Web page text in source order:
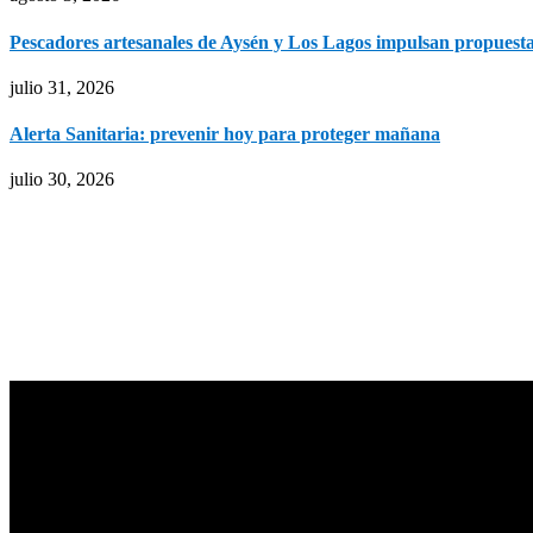
Pescadores artesanales de Aysén y Los Lagos impulsan
julio 31, 2026
Alerta Sanitaria: prevenir hoy para proteger mañana
julio 30, 2026